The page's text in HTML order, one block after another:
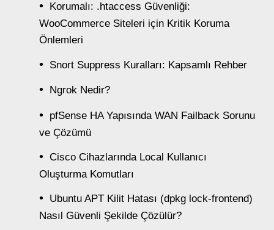
Korumalı: .htaccess Güvenliği:
WooCommerce Siteleri için Kritik Koruma
Önlemleri
Snort Suppress Kuralları: Kapsamlı Rehber
Ngrok Nedir?
pfSense HA Yapısında WAN Failback Sorunu
ve Çözümü
Cisco Cihazlarında Local Kullanıcı
Oluşturma Komutları
Ubuntu APT Kilit Hatası (dpkg lock-frontend)
Nasıl Güvenli Şekilde Çözülür?